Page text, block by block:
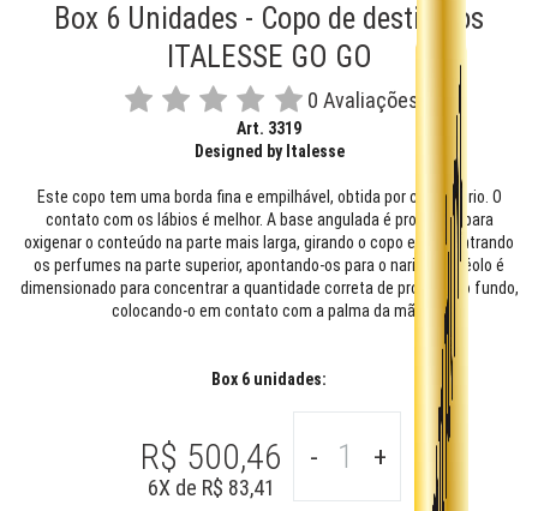
Box 6 Unidades - Copo de destilados
ITALESSE GO GO
0 Avaliações
Art. 3319
Designed by Italesse
Este copo tem uma borda fina e empilhável, obtida por corte a frio. O
contato com os lábios é melhor. A base angulada é projetada para
oxigenar o conteúdo na parte mais larga, girando o copo e concentrando
os perfumes na parte superior, apontando-os para o nariz. O alvéolo é
dimensionado para concentrar a quantidade correta de produto no fundo,
colocando-o em contato com a palma da mão.
Box 6 unidades:
R$ 500,46
6X de R$ 83,41
- +